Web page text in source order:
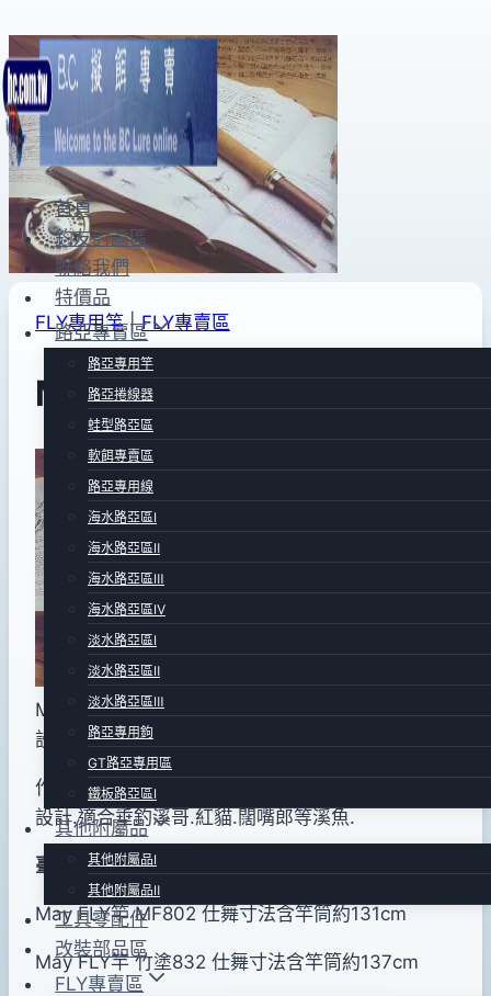
Skip
to
content
首頁
釣友討論區
聯絡我們
特價品
路亞專賣區
路亞專用竿
路亞捲線器
蛙型路亞區
軟餌專賣區
路亞專用線
海水路亞區Ⅰ
海水路亞區Ⅱ
海水路亞區Ⅲ
海水路亞區Ⅳ
淡水路亞區Ⅰ
淡水路亞區Ⅱ
淡水路亞區Ⅲ
路亞專用鉤
GT路亞專用區
鐵板路亞區Ⅰ
其他附屬品
其他附屬品Ⅰ
其他附屬品Ⅱ
工具零配件
改裝部品區
FLY專賣區
FLY專用竿|FLY專賣區
May FLY竿MF802
By anna
2011
年
12
月
20
日
2020
年
12
月
日
May FLY竿.百分百全台灣設計製造.榮獲數次釣具
設計大獎!
作工嚴謹.平價.輕便.附竿筒.針對台灣本土溪釣環境
設計.適合垂釣溪哥.紅貓.闊嘴郎等溪魚.
臺灣製造!
May FLY竿 MF802 仕舞寸法含竿筒約131cm
May FLY竿 竹塗832 仕舞寸法含竿筒約137cm